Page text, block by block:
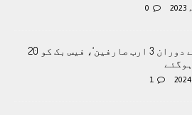
0
’2 دہائی کے دوران 3 ارب صارفین‘، فیس بک کو 20
1